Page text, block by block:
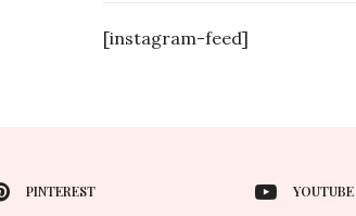
[instagram-feed]
PINTEREST YOUTUBE